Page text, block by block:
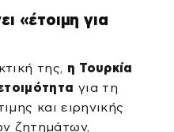
«έτοιμη για
της, η Τουρκία
για τη
και ειρηνικής
ζητημάτων,